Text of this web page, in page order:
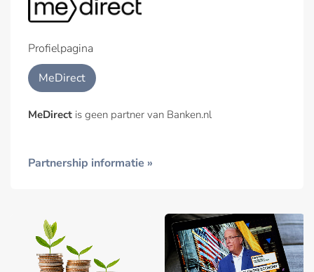
Profielpagina
MeDirect
MeDirect is geen partner van Banken.nl
Partnership informatie »